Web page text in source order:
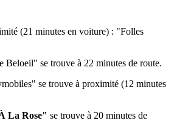
(21 minutes en voiture) : "Folles
Beloeil" se trouve à 22 minutes de route.
se trouve à proximité (12 minutes
La Rose" se trouve à 20 minutes de